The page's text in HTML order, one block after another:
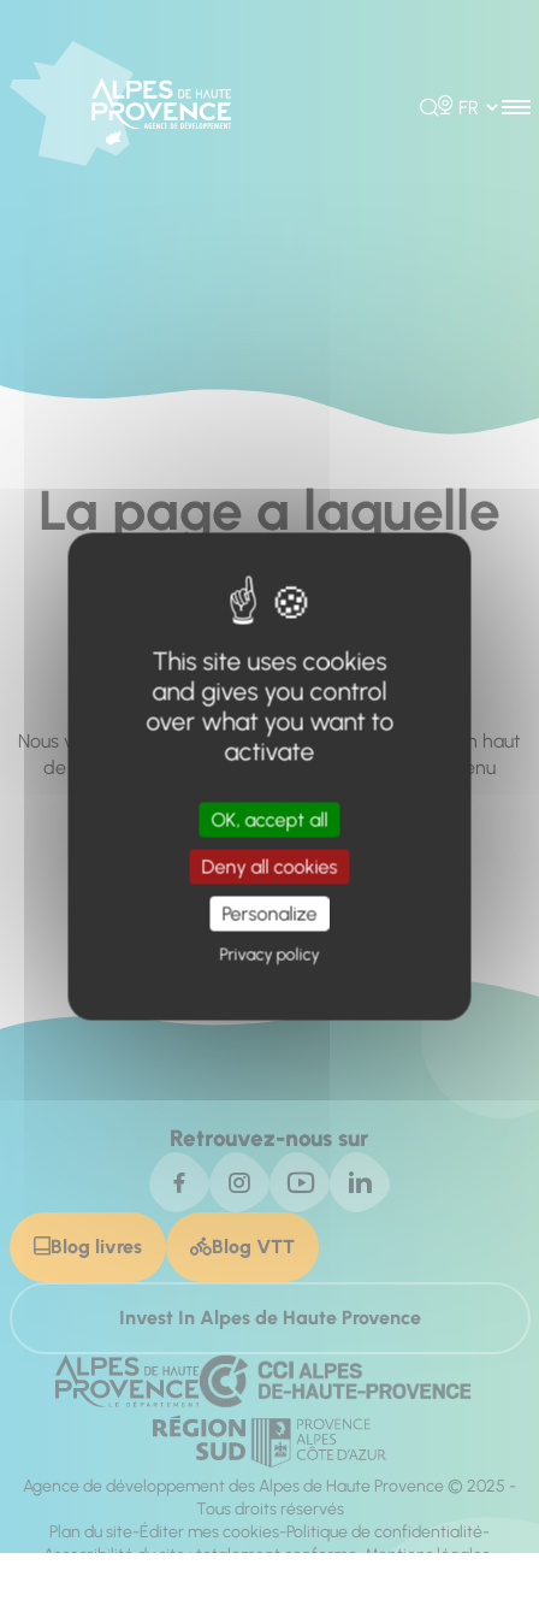
Rechercher
Choisir la
La page a laquelle
vous cherchez à
accéder n'existe
pas... ou plus.
Nous vous invitons à utiliser le moteur de recherche en haut
de page, ou à utiliser le menu pour trouver le contenu
Retour à l'accueil
Retrouvez-nous sur
Blog livres Blog VTT
Invest In Alpes de Haute Provence
Agence de développement des Alpes de Haute Provence © 2025 -
Tous droits réservés
Plan du site Éditer mes cookies Politique de confidentialité
Accessibilité du site : totalement conforme Mentions légales
This site uses cookies
and gives you control
over what you want to
activate
OK, accept all
Deny all cookies
Personalize
Privacy policy